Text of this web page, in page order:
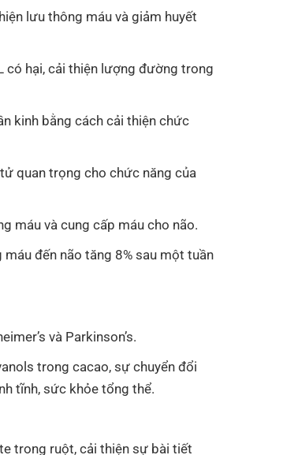
lưu thông máu và giảm huyết
có hại, cải thiện lượng đường trong
kinh bằng cách cải thiện chức
quan trọng cho chức năng của
máu và cung cấp máu cho não.
đến não tăng 8% sau một tuần
và Parkinson’s.
trong cacao, sự chuyển đổi
tĩnh, sức khỏe tổng thể.
trong ruột, cải thiện sự bài tiết